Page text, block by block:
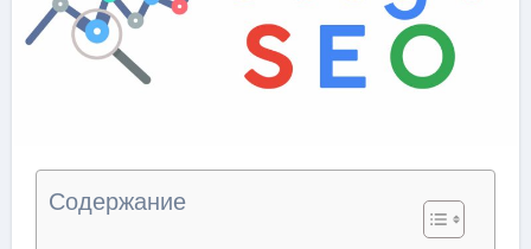
Содержание